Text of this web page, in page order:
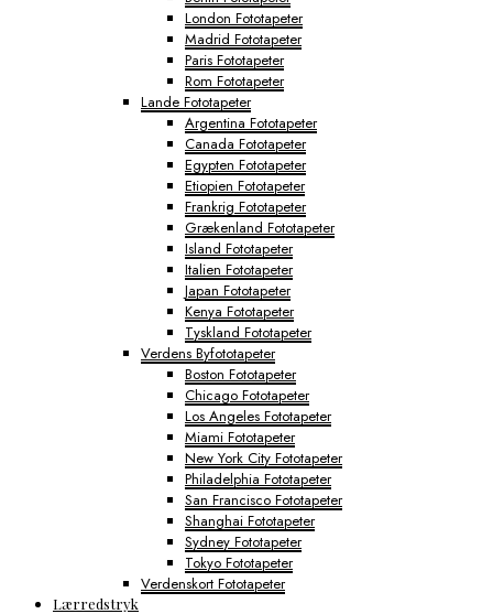
London Fototapeter
Madrid Fototapeter
Paris Fototapeter
Rom Fototapeter
Lande Fototapeter
Argentina Fototapeter
Canada Fototapeter
Egypten Fototapeter
Etiopien Fototapeter
Frankrig Fototapeter
Grækenland Fototapeter
Island Fototapeter
Italien Fototapeter
Japan Fototapeter
Kenya Fototapeter
Tyskland Fototapeter
Verdens Byfototapeter
Boston Fototapeter
Chicago Fototapeter
Los Angeles Fototapeter
Miami Fototapeter
New York City Fototapeter
Philadelphia Fototapeter
San Francisco Fototapeter
Shanghai Fototapeter
Sydney Fototapeter
Tokyo Fototapeter
Verdenskort Fototapeter
Lærredstryk